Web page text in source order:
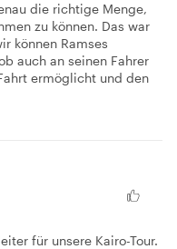
die richtige Menge,
zu können. Das war
können Ramses
auch an seinen Fahrer
ermöglicht und den
für unsere Kairo-Tour.